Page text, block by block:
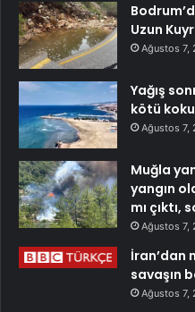
Uzun
Ağustos 7,
Yağış
kötü
Ağustos 7,
Muğla
yangın
mı çıktı,
Ağustos 7,
İran’dan
savaşın
Ağustos 7,